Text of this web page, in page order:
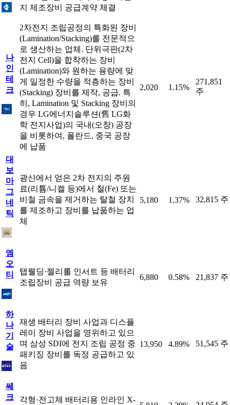
지 제조장비 공급계약 체결
나
인
테
크
2차전지 조립공정의 특화된 장비
(Lamination/Stacking)를 전문적으
로 생산하는 업체. 단위극판(2차
전지 Cell)을 합착하는 장비
(Lamination)와 원하는 용량에 맞
게 일정한 수량을 적층하는 장비
(Stacking) 장비를 제작, 공급. 특
히, Lamination 및 Stacking 장비의
경우 LG에너지솔루션(舊 LG화
학 전지사업)의 국내(오창) 공장
을 비롯하여, 폴란드, 중국 공장
에 납품
2,020 1.15%
271,851
주
대
보
마
그
네
틱
광산에서 얻은 2차 전지의 주원
료(리튬/니켈 등)에서 철(Fe) 또는
비철 금속을 제거하는 탈철 장치
를 제조하고 장비를 납품하는 업
체
5,180 1.37% 32,815 주
엠
오
티
탭웰딩·젤리롤 인서트 등 배터리
조립장비 공급 역량 보유
6,880 0.58% 21,837 주
하
나
기
술
재생 배터리 장비 사업과 디스플
레이 장비 사업을 영위하고 있으
며 삼성 SDI에 전지 조립 공정 중
패키징 장비를 독정 공급하고 있
음
13,950 4.89% 51,545 주
쎄
크
각형·전고체 배터리용 인라인 X-